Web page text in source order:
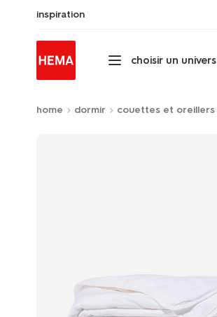
inspiration
choisir un univers
home dormir couettes et oreillers